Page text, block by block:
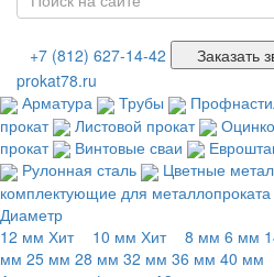
+7 (812) 627-14-42 Заказать
prokat78.ru
Арматура
Трубы
прокат
Листовой прокат
прокат
Винтовые сваи
Рулонная сталь
Цветные
комплектующие для металлопроката
Диаметр
12 мм Хит 10 мм Хит 8 мм 6 мм
мм 25 мм 28 мм 32 мм 36 мм 40 мм